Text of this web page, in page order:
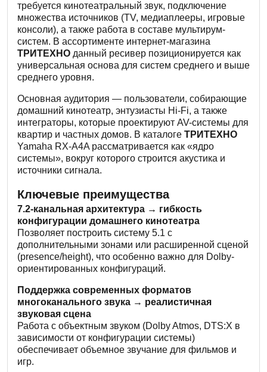
требуется кинотеатральный звук, подключение
множества источников (TV, медиаплееры, игровые
консоли), а также работа в составе мультирум-
систем. В ассортименте интернет-магазина
ТРИТЕХНО данный ресивер позиционируется как
универсальная основа для систем среднего и выше
среднего уровня.
Основная аудитория — пользователи, собирающие
домашний кинотеатр, энтузиасты Hi-Fi, а также
интеграторы, которые проектируют AV-системы для
квартир и частных домов. В каталоге ТРИТЕХНО
Yamaha RX-A4A рассматривается как «ядро
системы», вокруг которого строится акустика и
источники сигнала.
Ключевые преимущества
7.2-канальная архитектура → гибкость
конфигурации домашнего кинотеатра
Позволяет построить систему 5.1 с
дополнительными зонами или расширенной сценой
(presence/height), что особенно важно для Dolby-
ориентированных конфигураций.
Поддержка современных форматов
многоканального звука → реалистичная
звуковая сцена
Работа с объектным звуком (Dolby Atmos, DTS:X в
зависимости от конфигурации системы)
обеспечивает объемное звучание для фильмов и
игр.